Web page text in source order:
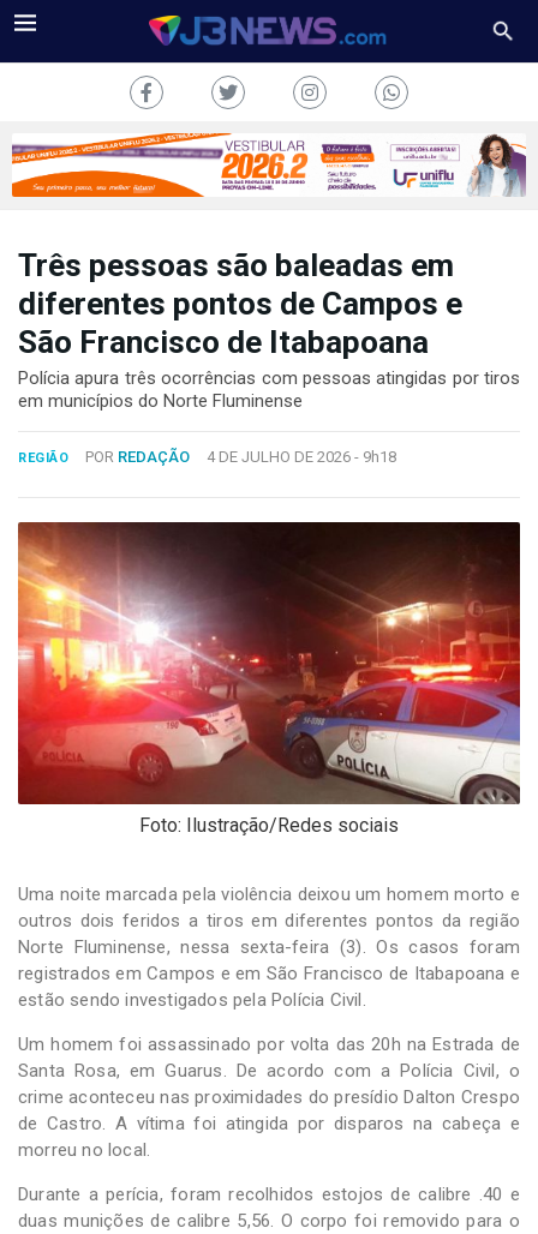
TV
COLUNAS
FALE
CONOSCO
Copyright
2024
Desenvolvido
por
Hesea
Tecnologia
Sistemas
Três pessoas são baleadas em
diferentes pontos de Campos e
São Francisco de Itabapoana
Polícia apura três ocorrências com pessoas atingidas por tiros
em municípios do Norte Fluminense
REGIÃO POR REDAÇÃO 4 DE JULHO DE 2026 - 9h18
Foto: Ilustração/Redes sociais
Uma noite marcada pela violência deixou um homem morto e
outros dois feridos a tiros em diferentes pontos da região
Norte Fluminense, nessa sexta-feira (3). Os casos foram
registrados em Campos e em São Francisco de Itabapoana e
estão sendo investigados pela Polícia Civil.
Um homem foi assassinado por volta das 20h na Estrada de
Santa Rosa, em Guarus. De acordo com a Polícia Civil, o
crime aconteceu nas proximidades do presídio Dalton Crespo
de Castro. A vítima foi atingida por disparos na cabeça e
morreu no local.
Durante a perícia, foram recolhidos estojos de calibre .40 e
duas munições de calibre 5,56. O corpo foi removido para o